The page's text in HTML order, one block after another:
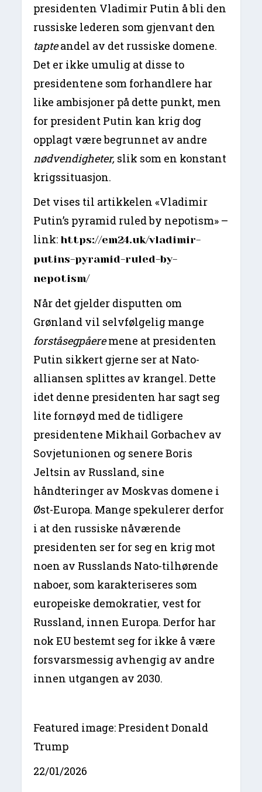
presidenten Vladimir Putin å bli den
russiske lederen som gjenvant den
tapteandel av det russiske domene.
Det er ikke umulig at disse to
presidentene som forhandlere har
like ambisjoner på dette punkt, men
for president Putin kan krig dog
opplagt være begrunnet av andre
nødvendigheter, slik som en konstant
krigssituasjon.
Det vises til artikkelen «Vladimir
Putin’s pyramid ruled by nepotism» –
link: https://em24.uk/vladimir-
putins-pyramid-ruled-by-
nepotism/
Når det gjelder disputten om
Grønland vil selvfølgelig mange
forståsegpåeremene at presidenten
Putin sikkert gjerne ser at Nato-
alliansen splittes av krangel.Dette
idet denne presidenten har sagt seg
lite fornøyd med de tidligere
presidentene Mikhail Gorbachev av
Sovjetunionen og senere Boris
Jeltsin av Russland, sine
håndteringer av Moskvas domene i
Øst-Europa. Mange spekulerer derfor
i at den russiske nåværende
presidenten ser for seg en krig mot
noen av Russlands Nato-tilhørende
naboer, som karakteriseres som
europeiske demokratier, vest for
Russland, innen Europa. Derfor har
nok EU bestemt seg for ikke å være
forsvarsmessig avhengig av andre
innen utgangen av 2030.
Featured image: President Donald
Trump
22/01/2026